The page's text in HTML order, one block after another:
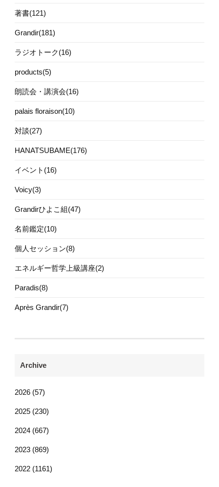
著書(121)
Grandir(181)
ラジオトーク(16)
products(5)
朗読会・講演会(16)
palais floraison(10)
対談(27)
HANATSUBAME(176)
イベント(16)
Voicy(3)
Grandirひよこ組(47)
名前鑑定(10)
個人セッション(8)
エネルギー哲学上級講座(2)
Paradis(8)
Après Grandir(7)
Archive
2026 (57)
2025 (230)
2024 (667)
2023 (869)
2022 (1161)